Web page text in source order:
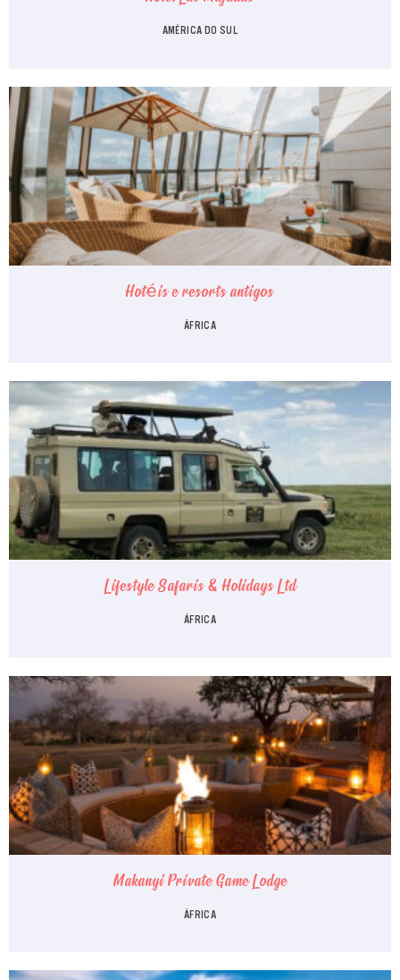
AMÉRICA DO SUL
Hotéis e resorts antigos
ÁFRICA
Lifestyle Safaris & Holidays Ltd
ÁFRICA
Makanyi Private Game Lodge
ÁFRICA